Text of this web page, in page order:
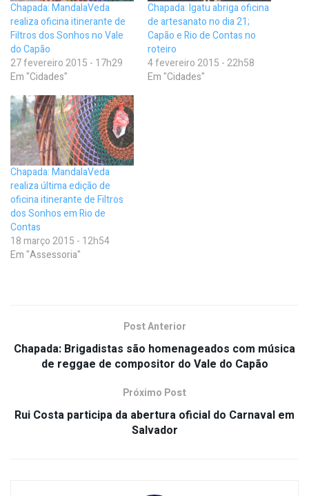
Chapada: MandalaVeda
realiza oficina itinerante de
Filtros dos Sonhos no Vale
do Capão
27 fevereiro 2015 - 17h29
Em "Cidades"
Chapada: Igatu abriga oficina
de artesanato no dia 21;
Capão e Rio de Contas no
roteiro
4 fevereiro 2015 - 22h58
Em "Cidades"
Chapada: MandalaVeda
realiza última edição de
oficina itinerante de Filtros
dos Sonhos em Rio de
Contas
18 março 2015 - 12h54
Em "Assessoria"
Post Anterior
Chapada: Brigadistas são homenageados com música
de reggae de compositor do Vale do Capão
Próximo Post
Rui Costa participa da abertura oficial do Carnaval em
Salvador